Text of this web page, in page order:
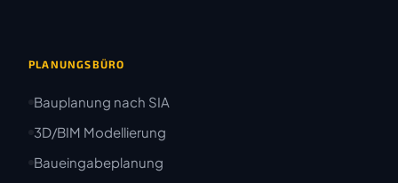
PLANUNGSBÜRO
Bauplanung nach SIA
3D/BIM Modellierung
Baueingabeplanung